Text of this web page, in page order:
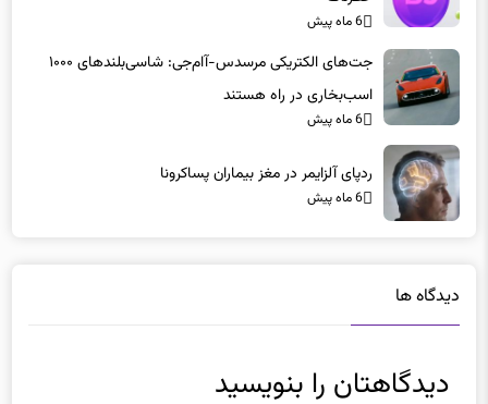
اسب‌بخاری در راه هستند
6 ماه پیش
نشانی ایمیل شما منتشر نخواهد شد.بخش‌های موردنیاز علامت‌گذاری